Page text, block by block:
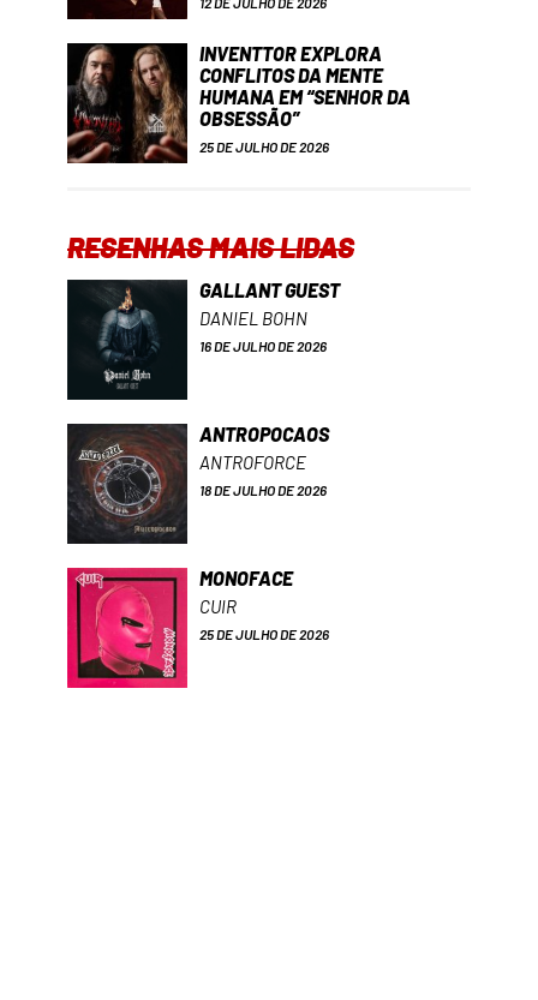
INVENTTOR EXPLORA
CONFLITOS DA MENTE
HUMANA EM “SENHOR DA
OBSESSÃO”
25 DE JULHO DE 2026
RESENHAS MAIS LIDAS
GALLANT GUEST
DANIEL BOHN
16 DE JULHO DE 2026
ANTROPOCAOS
ANTROFORCE
18 DE JULHO DE 2026
MONOFACE
CUIR
25 DE JULHO DE 2026